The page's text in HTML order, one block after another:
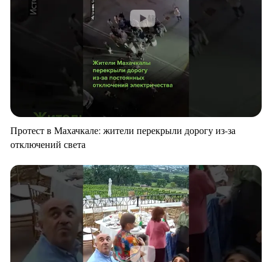
Протест в Махачкале: жители перекрыли дорогу из-за
отключений света